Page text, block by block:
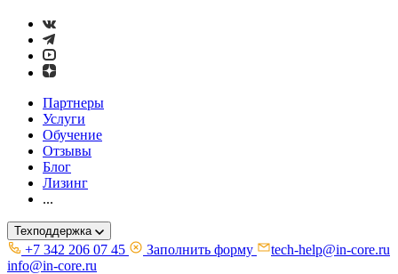
Партнеры
Услуги
Обучение
Отзывы
Блог
Лизинг
...
Техподдержка
+7 342 206 07 45 Заполнить форму
tech-help@in-core.ru
info@in-core.ru